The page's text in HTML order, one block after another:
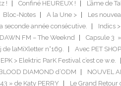
!
Confiné HEUREUX ! L’âme de
Bloc-Notes A la Une > Les
seconde année consécutive.
Indics >
DAWN FM – The Weeknd Capsule 3
de laMiXletter n°169. Avec PET
EPK > Elektric ParK Festival c’est ce w.e.
DIAMOND d’ODM NOUVEL
» de Katy PERRY Le Grand Retour